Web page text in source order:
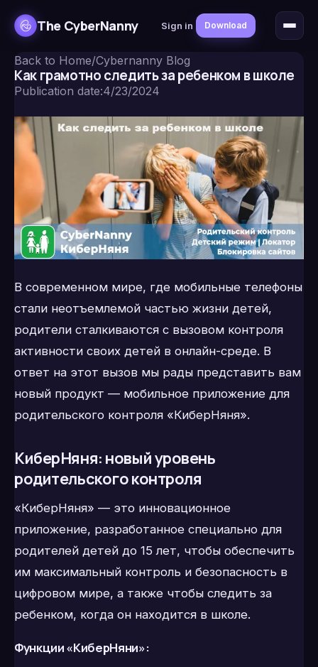
The CyberNanny Sign in Download
Back to Home/Cybernanny Blog
Как грамотно следить за ребенком в школе
Publication date:4/23/2024
В современном мире, где мобильные телефоны
стали неотъемлемой частью жизни детей,
родители сталкиваются с вызовом контроля
активности своих детей в онлайн-среде. В
ответ на этот вызов мы рады представить вам
новый продукт — мобильное приложение для
родительского контроля «КиберНяня».
КиберНяня: новый уровень
родительского контроля
«КиберНяня» — это инновационное
приложение, разработанное специально для
родителей детей до 15 лет, чтобы обеспечить
им максимальный контроль и безопасность в
цифровом мире, а также чтобы следить за
ребенком, когда он находится в школе.
Функции «КиберНяни»: